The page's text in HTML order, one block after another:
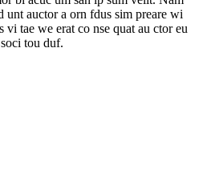
unt auctor a orn fdus sim preare wi
vi tae we erat co nse quat au ctor eu
tou duf.